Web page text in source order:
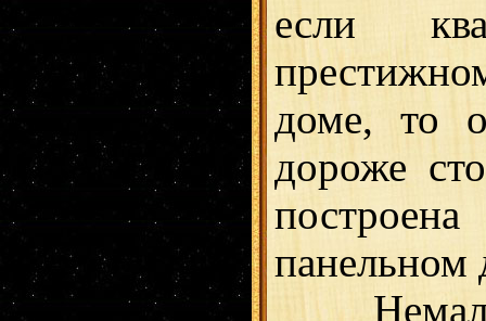
если
доме, то
дороже
панельном